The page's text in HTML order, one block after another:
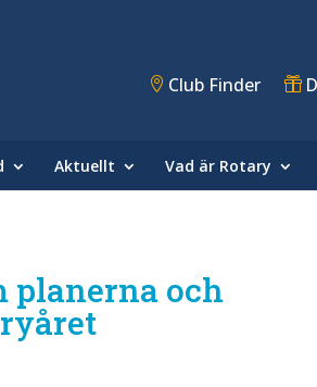
Club Finder
Aktuellt Vad är Rotary
planerna och